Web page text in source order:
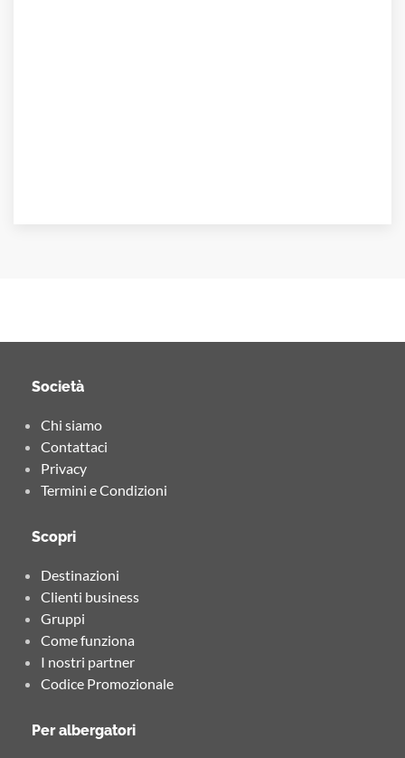
Società
Chi siamo
Contattaci
Privacy
Termini e Condizioni
Scopri
Destinazioni
Clienti business
Gruppi
Come funziona
I nostri partner
Codice Promozionale
Per albergatori